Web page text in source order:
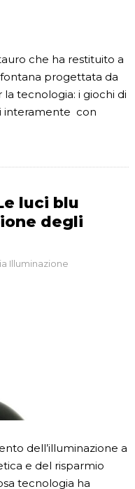
che ha restituito a
progettata da
la tecnologia: i giochi di
interamente con
luci blu
degli
Illuminazione
dell’illuminazione a
e del risparmio
tecnologia ha